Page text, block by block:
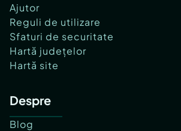
Ajutor
Reguli de utilizare
Sfaturi de securitate
Hartă județelor
Hartă site
Despre
Blog